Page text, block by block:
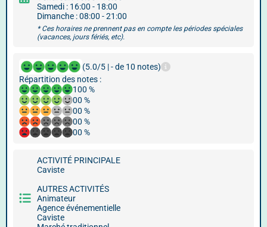
Samedi : 16:00 - 18:00
Dimanche : 08:00 - 21:00
* Ces horaires ne prennent pas en compte les périodes spéciales
(vacances, jours fériés, etc).
(5.0/5 | - de 10 notes)
Répartition des notes :
100 %
00 %
00 %
00 %
00 %
ACTIVITÉ PRINCIPALE
Caviste
AUTRES ACTIVITÉS
Animateur
Agence événementielle
Caviste